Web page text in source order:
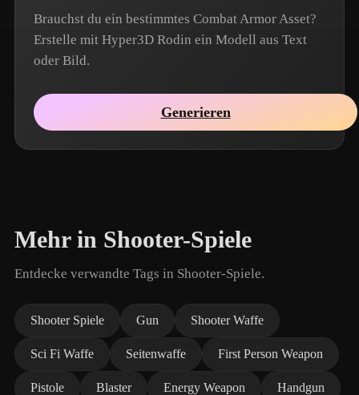
Brauchst du ein bestimmtes Combat Armor Asset?
Erstelle mit Hyper3D Rodin ein Modell aus Text
oder Bild.
Generieren
Mehr in Shooter-Spiele
Entdecke verwandte Tags in Shooter-Spiele.
Shooter Spiele Gun Shooter Waffe
Sci Fi Waffe Seitenwaffe First Person Weapon
Pistole Blaster Energy Weapon Handgun